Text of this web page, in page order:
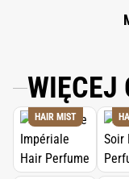
WIĘCEJ
HAIR MIST